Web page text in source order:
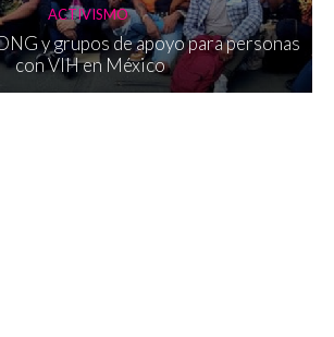
ACTIVISMO
y grupos de apoyo para personas
con VIH en México